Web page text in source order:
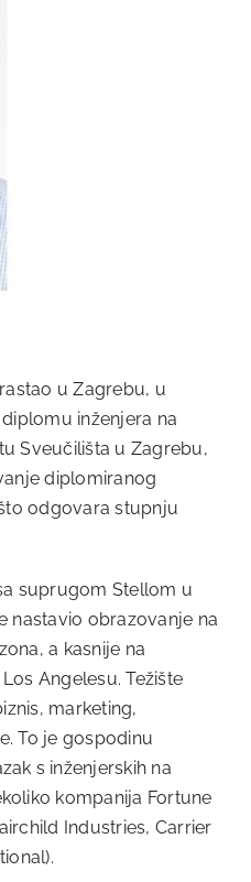
u Zagrebu, u
inženjera na
Sveučilišta u Zagrebu,
diplomiranog
odgovara stupnju
suprugom Stellom u
nastavio obrazovanje na
a kasnije na
Angelesu. Težište
marketing,
To je gospodinu
s inženjerskih na
kompanija Fortune
Industries, Carrier